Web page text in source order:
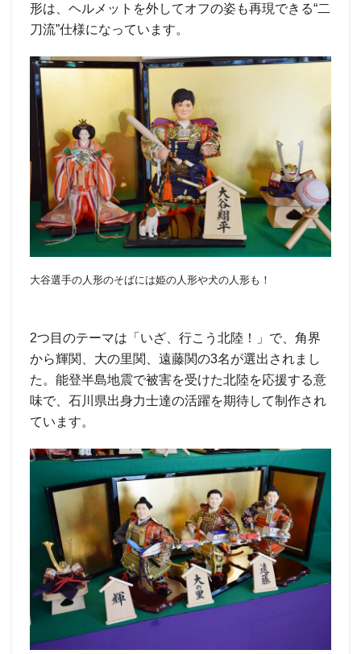
形は、ヘルメットを外してオフの姿も再現できる“二
刀流”仕様になっています。
大谷選手の人形のそばには姫の人形や犬の人形も！
2つ目のテーマは「いざ、行こう北陸！」で、角界
から輝関、大の里関、遠藤関の3名が選出されまし
た。能登半島地震で被害を受けた北陸を応援する意
味で、石川県出身力士達の活躍を期待して制作され
ています。